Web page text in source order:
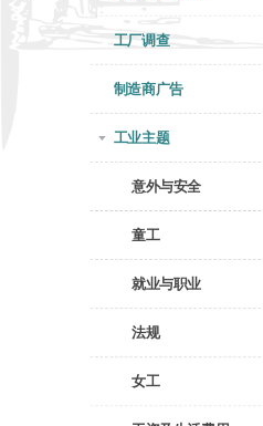
工厂调查
制造商广告
工业主题
意外与安全
童工
就业与职业
法规
女工